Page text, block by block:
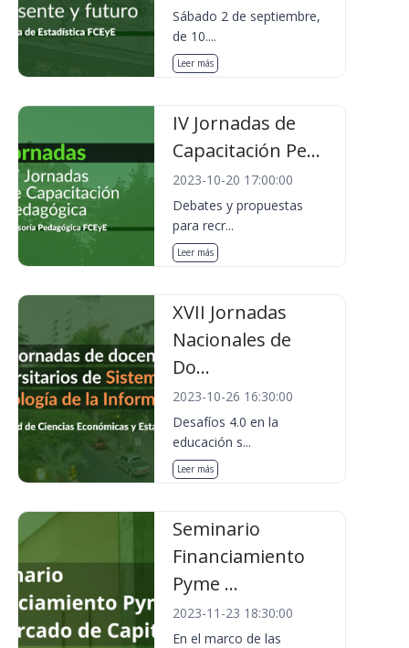
Sábado 2 de septiembre,
de 10....
Leer más
IV Jornadas de
Capacitación Pe...
2023-10-20 17:00:00
Debates y propuestas
para recr...
Leer más
XVII Jornadas
Nacionales de
Do...
2023-10-26 16:30:00
Desafíos 4.0 en la
educación s...
Leer más
Seminario
Financiamiento
Pyme ...
2023-11-23 18:30:00
En el marco de las